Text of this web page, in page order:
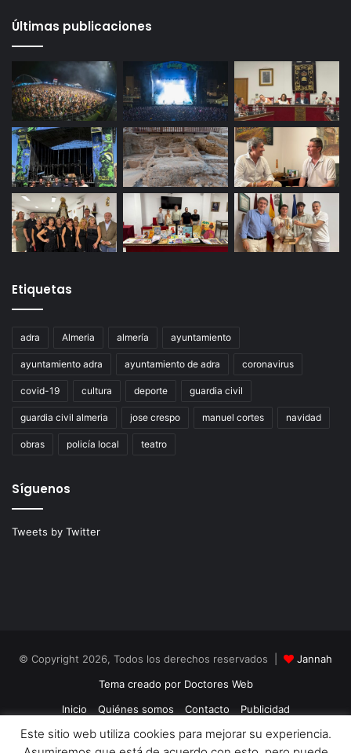
Últimas publicaciones
Etiquetas
adra Almeria almería ayuntamiento
ayuntamiento adra ayuntamiento de adra coronavirus
covid-19 cultura deporte guardia civil
guardia civil almeria jose crespo manuel cortes navidad
obras policía local teatro
Síguenos
Tweets by Twitter
© Copyright 2026, Todos los derechos reservados |
Jannah
Tema creado por Doctores Web
Inicio
Quiénes somos Contacto
Publicidad
Política de Cookies
Política de Privacidad
Este sitio web utiliza cookies para mejorar su experiencia.